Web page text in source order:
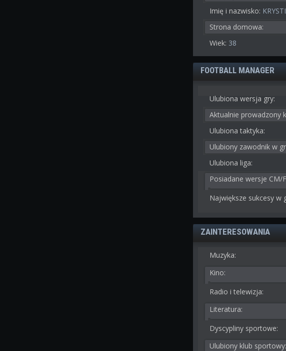
Imię i nazwisko:
Strona domowa:
Wiek: 38
FOOTBALL MANAGER
Ulubiona wersja gry:
Aktualnie prowadzony
Ulubiona taktyka:
Ulubiony zawodnik w
Ulubiona liga:
Posiadane wersje CM/
Największe sukcesy w
ZAINTERESOWANIA
Muzyka:
Kino:
Radio i telewizja:
Literatura:
Dyscypliny sportowe:
Ulubiony klub sportowy: